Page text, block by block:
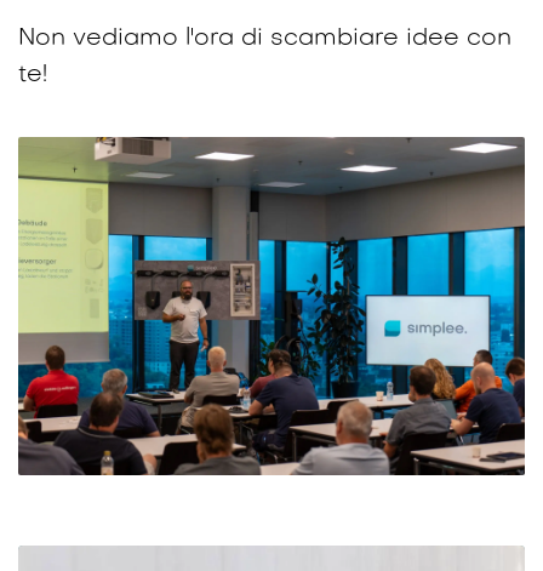
Non vediamo l'ora di scambiare idee con
te!